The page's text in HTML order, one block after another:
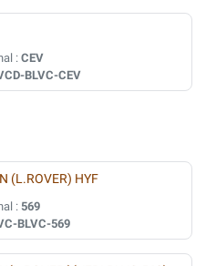
: CEV
BLVC-CEV
(L.ROVER) HYF
: 569
BLVC-569